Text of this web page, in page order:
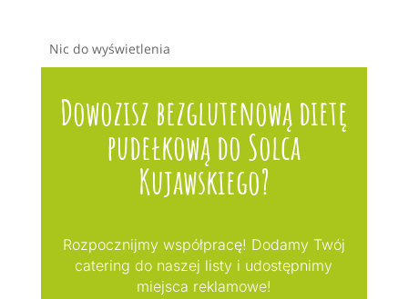
Nic do wyświetlenia
Dowozisz bezglutenową dietę
pudełkową do Solca
Kujawskiego?
Rozpocznijmy współpracę! Dodamy Twój
catering do naszej listy i udostępnimy
miejsca reklamowe!